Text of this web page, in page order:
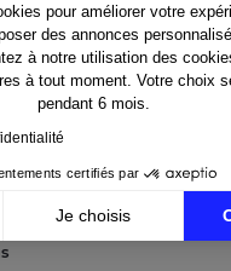
pour améliorer votre
des annonces
à notre utilisation des
à tout moment. Votre choix
pendant 6 mois.
certifiés par
Je choisis
Consentement :